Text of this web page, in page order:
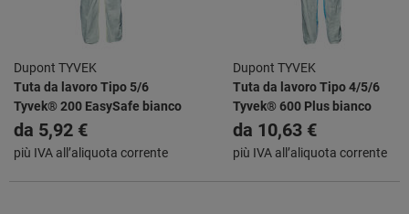
Dupont TYVEK
Tuta da lavoro Tipo 5/6
Tyvek® 200 EasySafe bianco
da 5,92 €
più IVA all’aliquota corrente
Dupont TYVEK
Tuta da lavoro Tipo 4/5/6
Tyvek® 600 Plus bianco
da 10,63 €
più IVA all’aliquota corrente